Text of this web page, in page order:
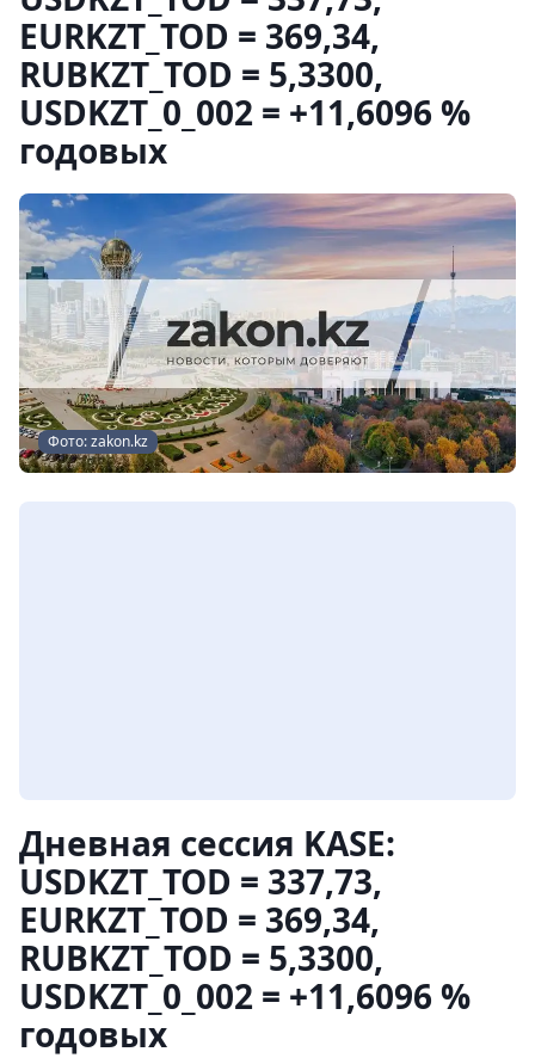
EURKZT_TOD = 369,34,
RUBKZT_TOD = 5,3300,
USDKZT_0_002 = +11,6096 %
годовых
Фото: zakon.kz
Дневная сессия KASE:
USDKZT_TOD = 337,73,
EURKZT_TOD = 369,34,
RUBKZT_TOD = 5,3300,
USDKZT_0_002 = +11,6096 %
годовых